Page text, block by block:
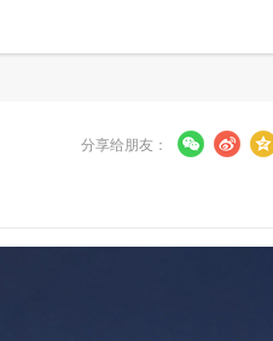
分享给朋友：